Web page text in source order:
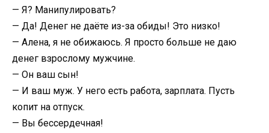
— Я? Манипулировать?
— Да! Денег не даёте из-за обиды! Это низко!
— Алена, я не обижаюсь. Я просто больше не даю
денег взрослому мужчине.
— Он ваш сын!
— И ваш муж. У него есть работа, зарплата. Пусть
копит на отпуск.
— Вы бессердечная!